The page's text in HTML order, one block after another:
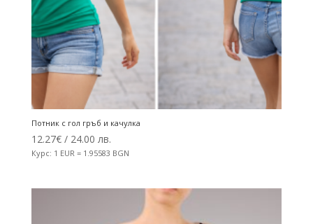
Потник с гол гръб и качулка
12.27€/ 24.00 лв.
Курс: 1 EUR = 1.95583 BGN